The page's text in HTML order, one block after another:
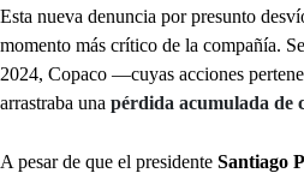
Esta nueva denuncia por presunto
momento más crítico de la compañía.
2024, Copaco —cuyas acciones
arrastraba una pérdida acumulada de
A pesar de que el presidente Santiago